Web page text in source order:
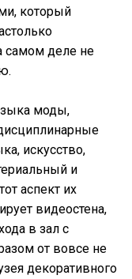
который
самом деле не
моды,
искусство,
и
аспект их
видеостена,
в зал с
от вовсе не
декоративного